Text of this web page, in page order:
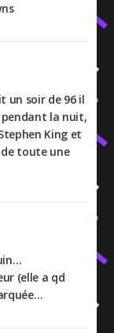
un soir de 96 il
la nuit,
King et
toute une
(elle a qd